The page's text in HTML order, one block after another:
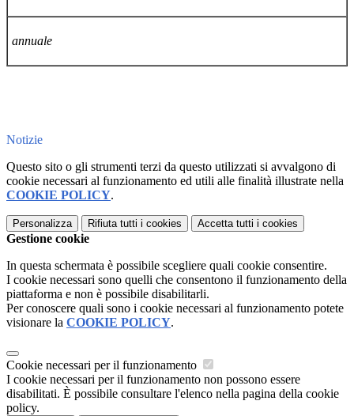
annuale
Notizie
Questo sito o gli strumenti terzi da questo utilizzati si avvalgono di
cookie necessari al funzionamento ed utili alle finalità illustrate nella
COOKIE POLICY.
Personalizza Rifiuta tutti i cookies Accetta tutti i cookies
Gestione cookie
In questa schermata è possibile scegliere quali cookie consentire.
I cookie necessari sono quelli che consentono il funzionamento della
piattaforma e non è possibile disabilitarli.
Per conoscere quali sono i cookie necessari al funzionamento potete
visionare la COOKIE POLICY.
Cookie necessari per il funzionamento
I cookie necessari per il funzionamento non possono essere
disabilitati. È possibile consultare l'elenco nella pagina della cookie
policy.